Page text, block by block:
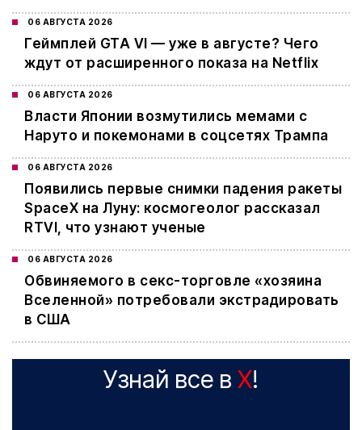
06 АВГУСТА 2026
Геймплей GTA VI — уже в августе? Чего
ждут от расширенного показа на Netflix
06 АВГУСТА 2026
Власти Японии возмутились мемами с
Наруто и покемонами в соцсетях Трампа
06 АВГУСТА 2026
Появились первые снимки падения ракеты
SpaceX на Луну: космогеолог рассказал
RTVI, что узнают ученые
06 АВГУСТА 2026
Обвиняемого в секс-торговле «хозяина
Вселенной» потребовали экстрадировать
в США
Узнай все в X!